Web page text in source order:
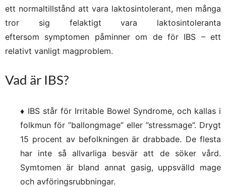
ett normaltillstånd att vara laktosintolerant, men många
tror sig felaktigt vara laktosintoleranta
eftersom symptomen påminner om de för IBS – ett
relativt vanligt magproblem.
Vad är IBS?
♦ IBS står för Irritable Bowel Syndrome, och kallas i
folkmun för ”ballongmage” eller ”stressmage”. Drygt
15 procent av befolkningen är drabbade. De flesta
har inte så allvarliga besvär att de söker vård.
Symtomen är bland annat gasig, uppsvälld mage
och avföringsrubbningar.